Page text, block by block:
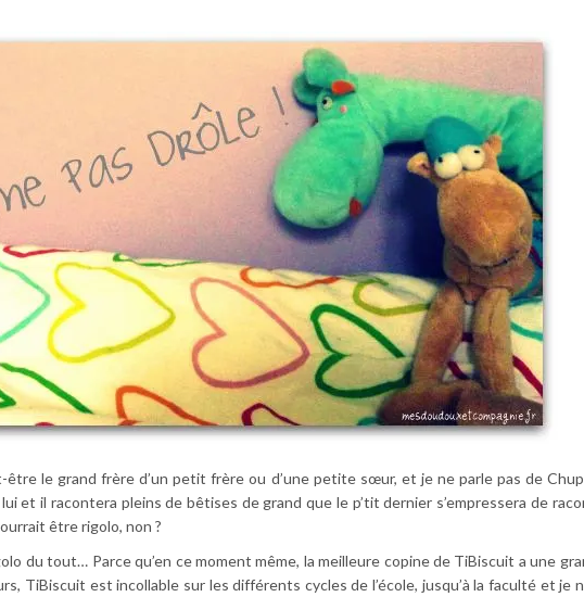
être le grand frère d’un petit frère ou d’une petite sœur, et je ne parle pas de
et il racontera pleins de bêtises de grand que le p’tit dernier s’empressera de
être rigolo, non ?
du tout… Parce qu’en ce moment même, la meilleure copine de TiBiscuit a une
TiBiscuit est incollable sur les différents cycles de l’école, jusqu’à la faculté et je